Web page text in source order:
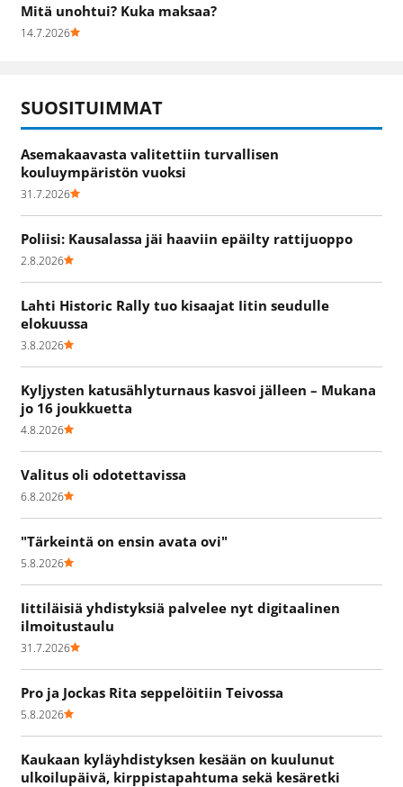
Mitä unohtui? Kuka maksaa?
14.7.2026
SUOSITUIMMAT
Asemakaavasta valitettiin turvallisen
kouluympäristön vuoksi
31.7.2026
Poliisi: Kausalassa jäi haaviin epäilty rattijuoppo
2.8.2026
Lahti Historic Rally tuo kisaajat Iitin seudulle
elokuussa
3.8.2026
Kyljysten katusählyturnaus kasvoi jälleen – Mukana
jo 16 joukkuetta
4.8.2026
Valitus oli odotettavissa
6.8.2026
"Tärkeintä on ensin avata ovi"
5.8.2026
Iittiläisiä yhdistyksiä palvelee nyt digitaalinen
ilmoitustaulu
31.7.2026
Pro ja Jockas Rita seppelöitiin Teivossa
5.8.2026
Kaukaan kyläyhdistyksen kesään on kuulunut
ulkoilupäivä, kirppistapahtuma sekä kesäretki